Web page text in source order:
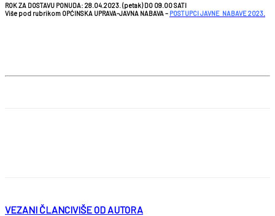
ROK ZA DOSTAVU PONUDA: 28.04.2023. (petak) DO 09.00 SATI
Više pod rubrikom OPĆINSKA UPRAVA-JAVNA NABAVA – POSTUPCI JAVNE NABAVE 2023.
VEZANI ČLANCIVIŠE OD AUTORA